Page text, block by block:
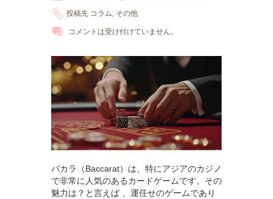
投稿先 コラム, その他
コメントは受け付けていません。
バカラ（Baccarat）は、特にアジアのカジノ
で非常に人気のあるカードゲームです。その
魅力は？と言えば 、運任せのゲームであり